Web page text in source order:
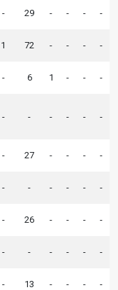
- 29 - - - -
1 72 - - - -
- 6 1 - - -
- - - - - -
- 27 - - - -
- - - - - -
- 26 - - - -
- - - - - -
- 13 - - - -